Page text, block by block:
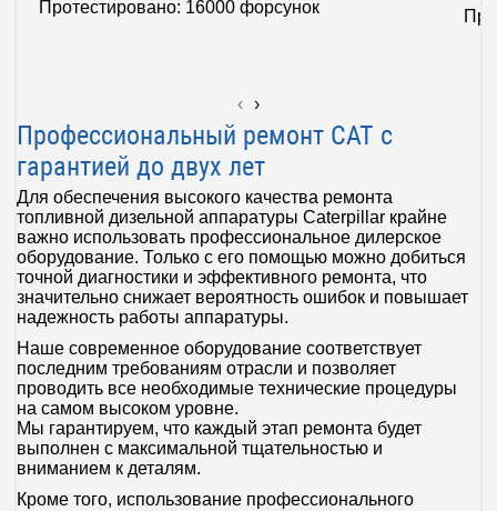
Протестировано: 16000 форсунок
‹ ›
Профессиональный ремонт CAT с
гарантией до двух лет
Для обеспечения высокого качества ремонта
топливной дизельной аппаратуры Сaterpillar крайне
важно использовать профессиональное дилерское
оборудование. Только с его помощью можно добиться
точной диагностики и эффективного ремонта, что
значительно снижает вероятность ошибок и повышает
надежность работы аппаратуры.
Наше современное оборудование соответствует
последним требованиям отрасли и позволяет
проводить все необходимые технические процедуры
на самом высоком уровне.
Мы гарантируем, что каждый этап ремонта будет
выполнен с максимальной тщательностью и
вниманием к деталям.
Кроме того, использование профессионального